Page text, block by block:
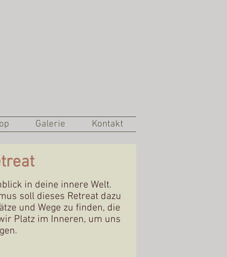
Galerie Kontakt
in deine innere Welt.
soll dieses Retreat dazu
und Wege zu finden, die
Platz im Inneren, um uns